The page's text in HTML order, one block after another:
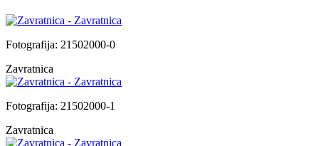
Fotografija: 21502000-0
Zavratnica
Fotografija: 21502000-1
Zavratnica